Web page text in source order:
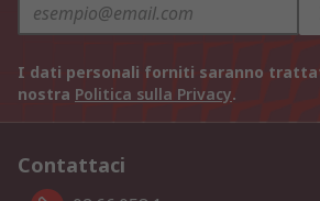
I dati personali forniti saranno
nostra Politica sulla Privacy.
Contattaci